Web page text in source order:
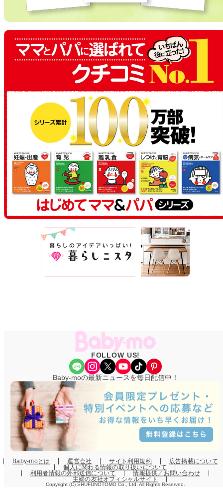
FOLLOW US!
Share Icon Instagram X YouTube TikTok Pinterest
Baby-moの最新ニュースを毎日配信中！
Baby-moとは 運営会社 サイト利用規約
広告掲載について
個人に関わる情報の取り扱いについて
利用者情報の外部送信について
情報提供／お問い合わせ
主婦の友社オフィシャルサイト
Copyright (C) SHUFUNOTOMO Co., Ltd. All Rights Reserved.